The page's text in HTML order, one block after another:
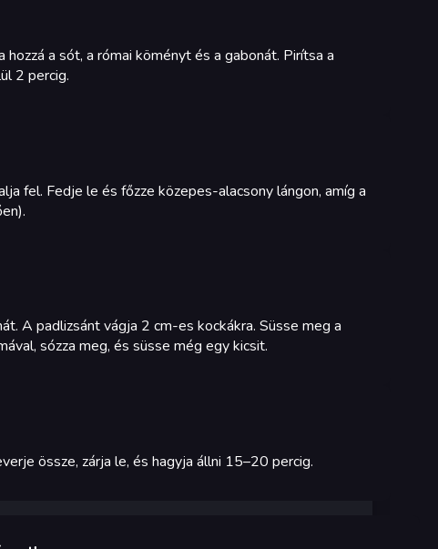
a sót, a római köményt és a gabonát. Pirítsa a
2 percig.
fel. Fedje le és főzze közepes-alacsony lángon, amíg a
A padlizsánt vágja 2 cm-es kockákra. Süsse meg a
sózza meg, és süsse még egy kicsit.
össze, zárja le, és hagyja állni 15–20 percig.